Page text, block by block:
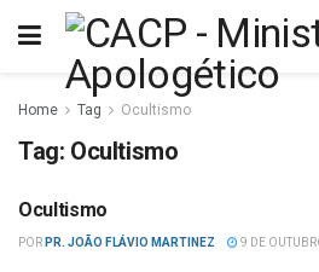
Home Tag Ocultismo
Tag: Ocultismo
BAIXO ESPIRITISMO
Ocultismo
POR PR. JOÃO FLÁVIO MARTINEZ 9 DE